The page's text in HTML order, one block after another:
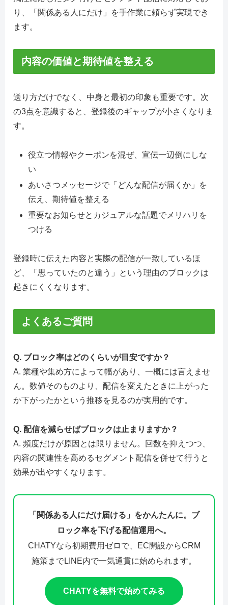
り、「関係ある人にだけ」を手作業に頼らず実現でき
ます。
内容の価値と期待値を整える
送り方だけでなく、中身と最初の印象も重要です。次
の3点を意識すると、登録後のギャップが小さくなりま
す。
役立つ情報やクーポンを混ぜ、宣伝一辺倒にしな
い
あいさつメッセージで「どんな配信が届くか」を
伝え、期待値を整える
重要なお知らせとカジュアルな話題でメリハリを
つける
登録時に伝えた内容と実際の配信が一致しているほ
ど、「思っていたのと違う」という理由のブロックは
起きにくくなります。
よくあるご質問
Q. ブロック率はどのくらいが目安ですか？
A. 業種や集め方によって幅があり、一概には言えませ
ん。数値そのものより、配信を変えたときに上がった
か下がったかという推移を見るのが実用的です。
Q. 配信を減らせばブロックは止まりますか？
A. 頻度だけが原因とは限りません。回数を抑えつつ、
内容の関連性を高めるセグメント配信を併せて行うと
効果が出やすくなります。
「関係ある人にだけ届ける」をかんたんに。ブ
ロック率を下げる配信運用へ。
CHATYなら初期費用ゼロで、EC開設からCRM
施策までLINE内で一気通貫に始められます。
CHATYを無料で始めてみる